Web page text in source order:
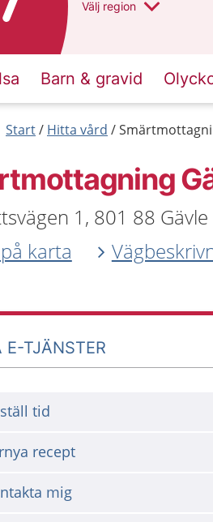
Välj region
Barn & gravid
Start Hitta vård
1, 801 88 Gävle
karta
E-TJÄNSTER
tid
recept
mig